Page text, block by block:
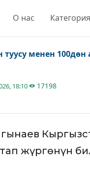
О нас
менен
18:10
17198
жүргөнүн